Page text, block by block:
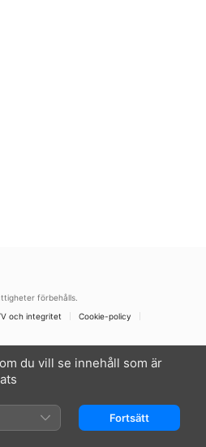
förbehålls.
och integritet
Cookie-policy
du vill se innehåll som är
Fortsätt